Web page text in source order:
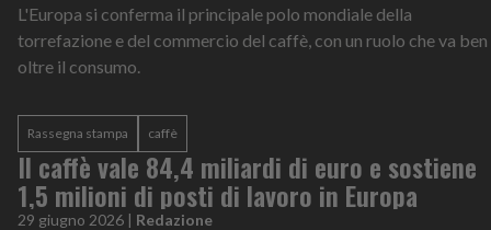
L'Europa si conferma il principale polo mondiale della
torrefazione e del commercio del caffè, con un ruolo che va ben
oltre il consumo.
Rassegna stampa caffè
Il caffè vale 84,4 miliardi di euro e sostiene
1,5 milioni di posti di lavoro in Europa
29 giugno 2026 | Redazione